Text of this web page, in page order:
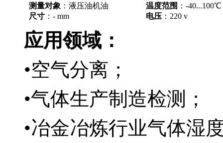
测量对象 ：液压油机油 温度范围 ：-
尺寸 ：- mm 电压 ：220 v
应用领域：
•空气分离；
•气体生产制造检测；
•冶金冶炼行业气体湿